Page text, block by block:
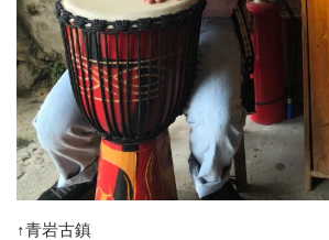
↑青岩古鎮